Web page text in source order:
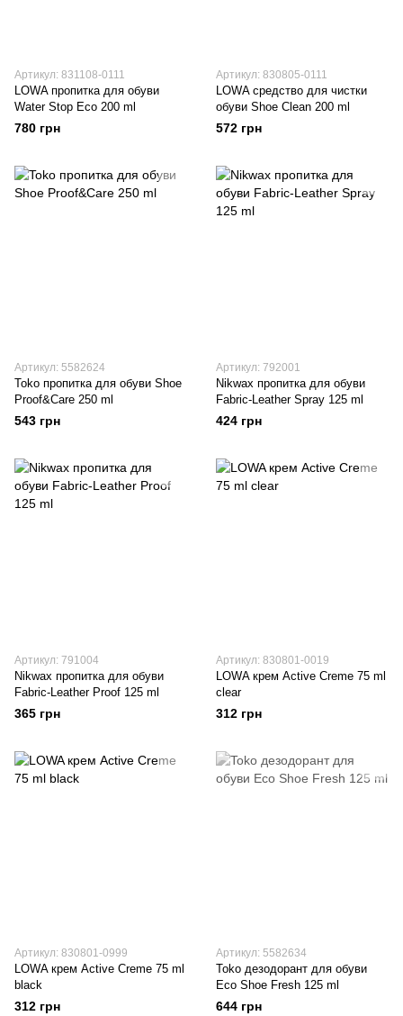
Артикул: 831108-0111
LOWA пропитка для обуви
Water Stop Eco 200 ml
780 грн
Артикул: 830805-0111
LOWA средство для чистки
обуви Shoe Clean 200 ml
572 грн
Артикул: 5582624
Toko пропитка для обуви Shoe
Proof&Care 250 ml
543 грн
Артикул: 792001
Nikwax пропитка для обуви
Fabric-Leather Spray 125 ml
424 грн
Артикул: 791004
Nikwax пропитка для обуви
Fabric-Leather Proof 125 ml
365 грн
Артикул: 830801-0019
LOWA крем Active Creme 75 ml
clear
312 грн
Артикул: 830801-0999
LOWA крем Active Creme 75 ml
black
312 грн
Артикул: 5582634
Toko дезодорант для обуви
Eco Shoe Fresh 125 ml
644 грн